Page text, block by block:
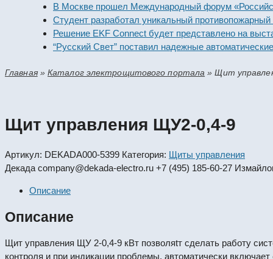
В Москве прошел Международный форум «Российская
Студент разработал уникальный противопожарный
Решение EKF Connect будет представлено на выставке
“Русский Свет” поставил надежные автоматические
Главная»Каталог электрощитового портала »Щит
Щит управления ЩУ2-0,4-9
Артикул: DEKADA000-5399 Категория: Щиты управления
Декада company@dekada-electro.ru +7 (495) 185-60-27
Описание
Описание
Щит управления ЩУ 2-0,4-9 кВт позволяtт сделать работу
контроля и при индикации проблемы, автоматически включает